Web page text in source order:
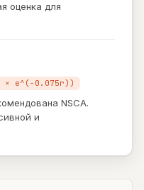
оценка для
× e^(−0.075r))
NSCA.
и